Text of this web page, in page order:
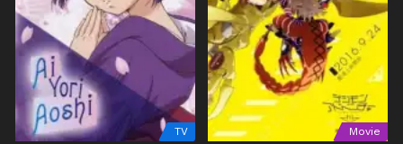
TV Movie